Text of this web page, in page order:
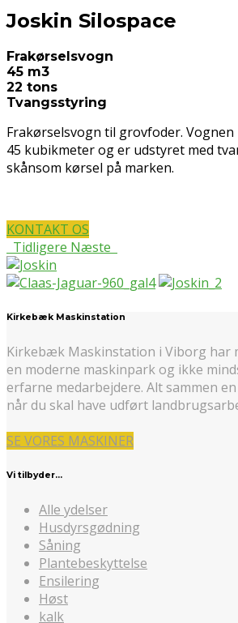
Joskin Silospace
Frakørselsvogn
45 m3
22 tons
Tvangsstyring
Frakørselsvogn til grovfoder.
45 kubikmeter og er udstyret med
skånsom kørsel på marken.
KONTAKT OS
Tidligere Næste
Kirkebæk Maskinstation
Kirkebæk Maskinstation i Viborg har
en moderne maskinpark og ikke
erfarne medarbejdere. Alt sammen
når du skal have udført
SE VORES MASKINER
Vi tilbyder…
Alle ydelser
Husdyrsgødning
Såning
Plantebeskyttelse
Ensilering
Høst
kalk